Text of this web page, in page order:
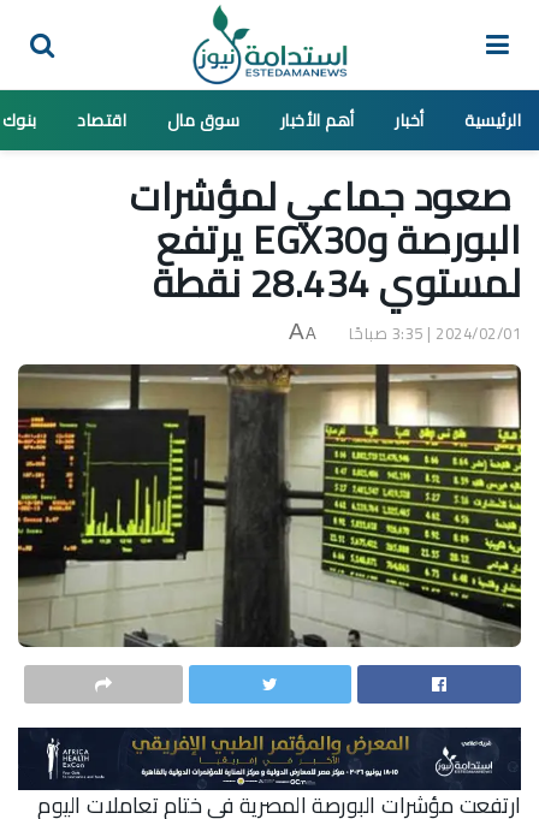
الرئيسية أخبار أهم الأخبار سوق مال اقتصاد بنوك
صعود جماعي لمؤشرات
البورصة وEGX30 يرتفع
لمستوي 28.434 نقطة
2024/02/01 | 3:35 صباحًا A
A
ارتفعت مؤشرات البورصة المصرية في ختام تعاملات اليوم